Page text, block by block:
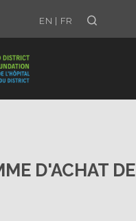
EN | FR
D'ACHAT DE